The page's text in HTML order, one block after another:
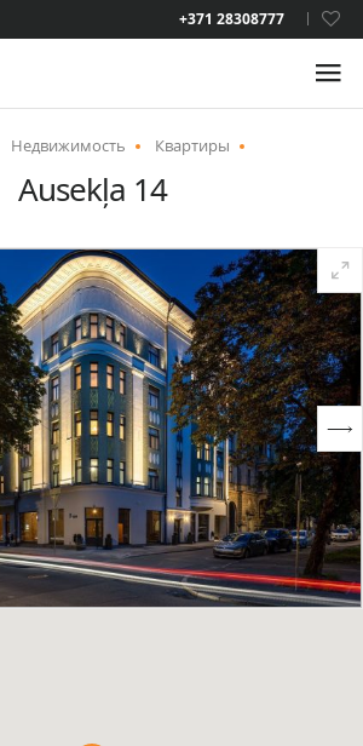
+371 28308777
LAT
ENG
Недвижимость Квартиры
Ausekļa 14